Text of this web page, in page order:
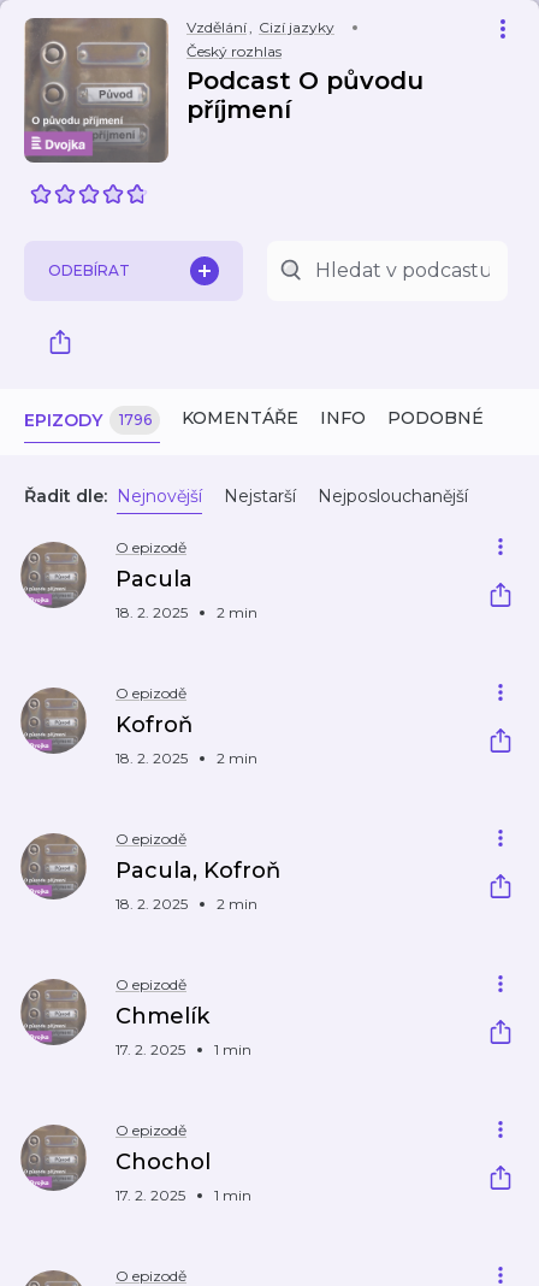
Vzdělání, Cizí jazyky
Český rozhlas
Podcast O původu
příjmení
ODEBÍRAT
EPIZODY 1796 KOMENTÁŘE INFO PODOBNÉ
Řadit dle: Nejnovější Nejstarší Nejposlouchanější
O epizodě
Pacula
18. 2. 2025 2 min
O epizodě
Kofroň
18. 2. 2025 2 min
O epizodě
Pacula, Kofroň
18. 2. 2025 2 min
O epizodě
Chmelík
17. 2. 2025 1 min
O epizodě
Chochol
17. 2. 2025 1 min
O epizodě